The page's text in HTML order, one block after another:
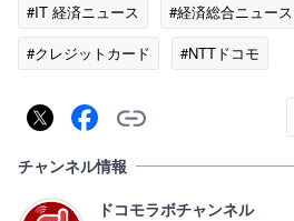
#IT 経済ニュース #経済総合ニュース
#クレジットカード
#NTTドコモ
チャンネル情報
ドコモラボチャンネル